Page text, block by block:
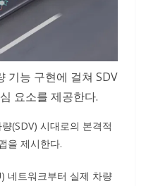
기능 구현에 걸쳐 SDV
요소를 제공한다.
(SDV) 시대로의 본격적
을 제시한다.
네트워크부터 실제 차량